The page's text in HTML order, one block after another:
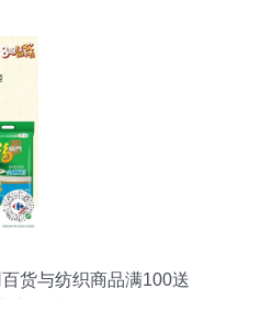
货与纺织商品满100送